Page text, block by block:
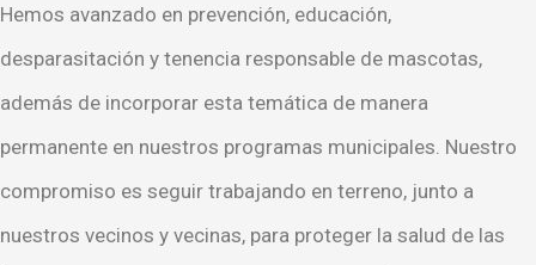
Hemos avanzado en prevención, educación,
desparasitación y tenencia responsable de mascotas,
además de incorporar esta temática de manera
permanente en nuestros programas municipales. Nuestro
compromiso es seguir trabajando en terreno, junto a
nuestros vecinos y vecinas, para proteger la salud de las